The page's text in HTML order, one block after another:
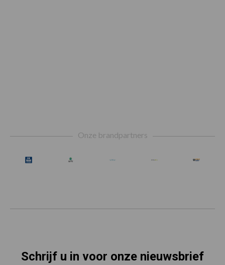
Onze brandpartners
Schrijf u in voor onze nieuwsbrief